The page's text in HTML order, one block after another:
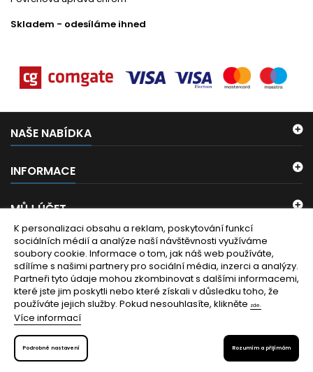
Skladem - odesíláme ihned
NAŠE NABÍDKA
INFORMACE
© Copyright 2026 sanita-dily.cz. All Rights Reserved.
MŮJ ÚČET
KONTAKT
ODBĚR NOVINEK
PŘEDPLATIT
K personalizaci obsahu a reklam, poskytování funkcí
sociálních médií a analýze naší návštěvnosti využíváme
soubory cookie. Informace o tom, jak náš web používáte,
sdílíme s našimi partnery pro sociální média, inzerci a analýzy.
Partneři tyto údaje mohou zkombinovat s dalšími informacemi,
které jste jim poskytli nebo které získali v důsledku toho, že
používáte jejich služby. Pokud nesouhlasíte, klikněte zde.
Více informací
Podrobné nastavení Rozumím a přijímám